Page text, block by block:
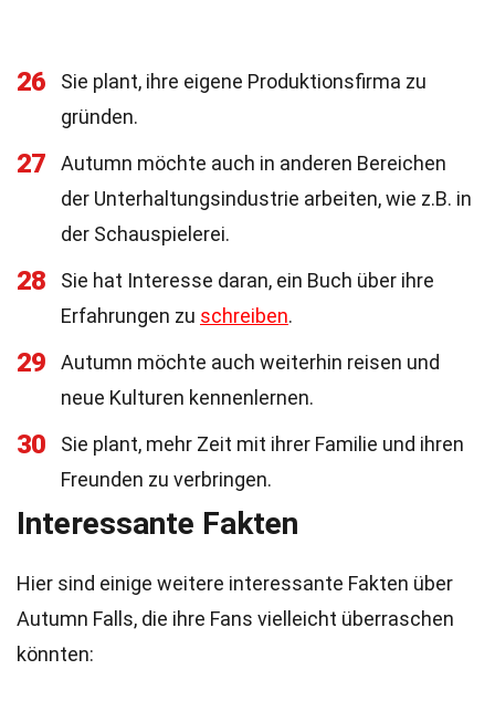
26
Sie plant, ihre eigene Produktionsfirma zu
gründen.
27
Autumn möchte auch in anderen Bereichen
der Unterhaltungsindustrie arbeiten, wie z.B. in
der Schauspielerei.
28
Sie hat Interesse daran, ein Buch über ihre
Erfahrungen zu schreiben.
29
Autumn möchte auch weiterhin reisen und
neue Kulturen kennenlernen.
30
Sie plant, mehr Zeit mit ihrer Familie und ihren
Freunden zu verbringen.
Interessante Fakten
Hier sind einige weitere interessante Fakten über
Autumn Falls, die ihre Fans vielleicht überraschen
könnten: